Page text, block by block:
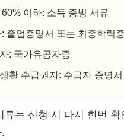
이하: 소득 증빙 서류
졸업증명서 또는 최종학력
: 국가유공자증
활 수급권자: 수급자 증명서
류는 신청 시 다시 한번 확